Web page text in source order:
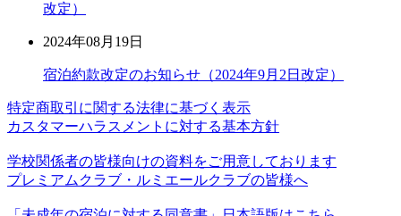
改定）
2024年08月19日
宿泊約款改定のお知らせ（2024年9月2日改定）
特定商取引に関する法律に基づく表示
カスタマーハラスメントに対する基本方針
学校関係者の皆様向けの資料をご用意しております
プレミアムクラブ・ルミエールクラブの皆様へ